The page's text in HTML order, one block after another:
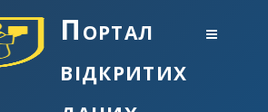
Портал
відкритих